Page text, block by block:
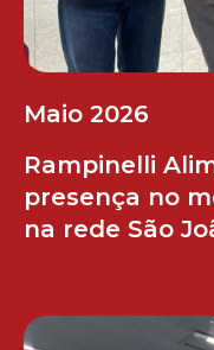
Maio 2026
Rampinelli
presença no
na rede São